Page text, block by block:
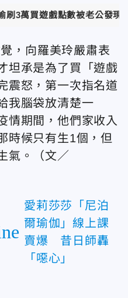
刷3萬買遊戲點數被老公發現
，向羅美玲嚴肅表
坦承是為了買「遊戲
震怒，第一次指名道
我腦袋放清楚一
情期間，他們家收入
時候只有生1個，但
氣。（文／
愛莉莎莎「尼泊
爾瑜伽」線上課
賣爆 昔日師轟
「噁心」